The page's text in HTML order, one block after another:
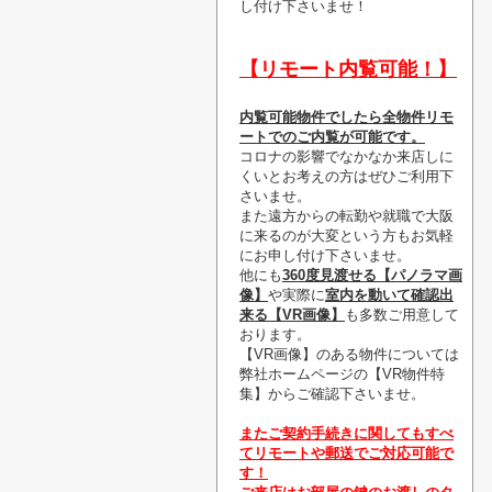
し付け下さいませ！
【リモート内覧可能！】
内覧可能物件でしたら全物件リモ
ートでのご内覧が可能です。
コロナの影響でなかなか来店しに
くいとお考えの方はぜひご利用下
さいませ。
また遠方からの転勤や就職で大阪
に来るのが大変という方もお気軽
にお申し付け下さいませ。
他にも360度見渡せる【パノラマ画
像】 や実際に室内を動いて確認出
来る【VR画像】
も多数ご用意して
おります。
【VR画像】のある物件については
弊社ホームページの【VR物件特
集】からご確認下さいませ。
またご契約手続きに関してもすべ
てリモートや郵送でご対応可能で
す！